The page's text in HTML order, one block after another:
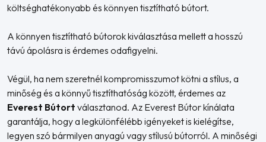
költséghatékonyabb és könnyen tisztítható bútort.
A könnyen tisztítható bútorok kiválasztása mellett a hosszú
távú ápolásra is érdemes odafigyelni.
Végül, ha nem szeretnél kompromisszumot kötni a stílus, a
minőség és a könnyű tisztíthatóság között, érdemes az
Everest Bútort választanod. Az Everest Bútor kínálata
garantálja, hogy a legkülönfélébb igényeket is kielégítse,
legyen szó bármilyen anyagú vagy stílusú bútorról. A minőségi